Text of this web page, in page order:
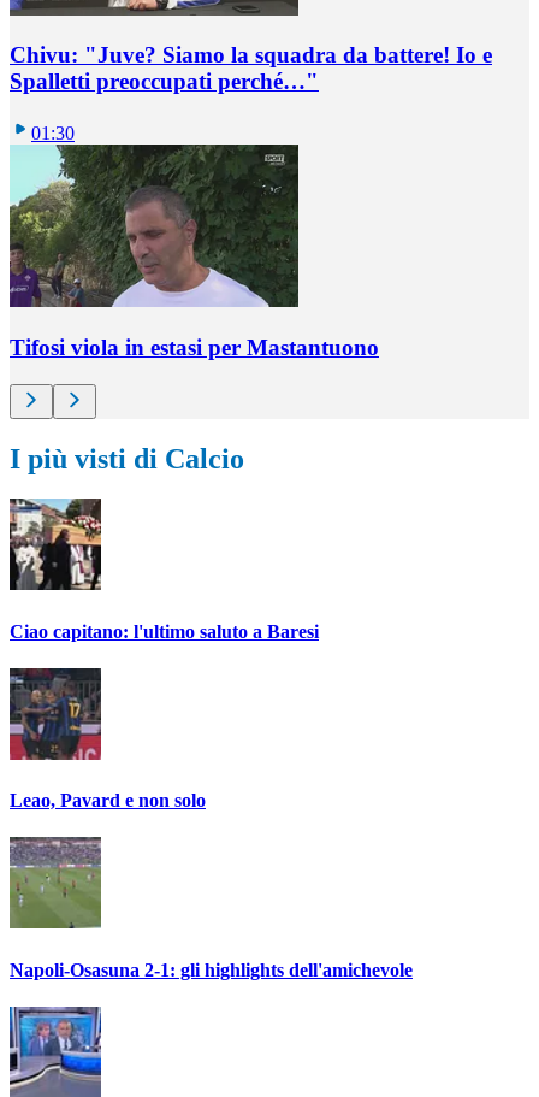
Chivu: "Juve? Siamo la squadra da battere! Io e
Spalletti preoccupati perché…"
01:30
Tifosi viola in estasi per Mastantuono
I più visti di Calcio
Ciao capitano: l'ultimo saluto a Baresi
Leao, Pavard e non solo
Napoli-Osasuna 2-1: gli highlights dell'amichevole